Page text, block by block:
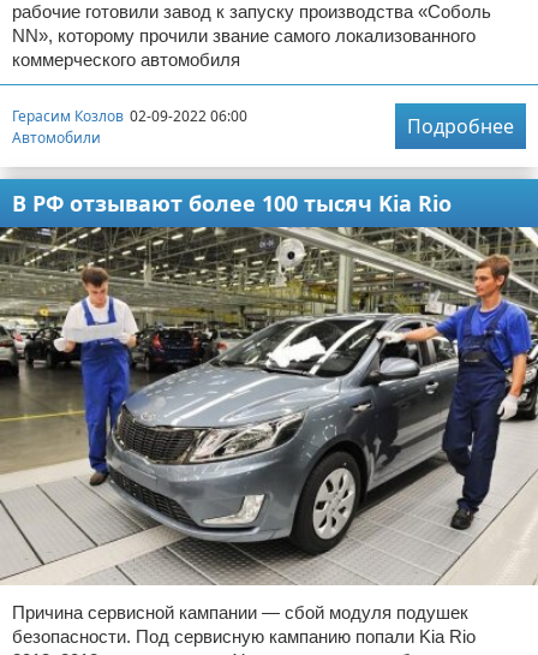
рабочие готовили завод к запуску производства «Соболь
NN», которому прочили звание самого локализованного
коммерческого автомобиля
Герасим Козлов 02-09-2022 06:00
Автомобили
Подробнее
В РФ отзывают более 100 тысяч Kia Rio
Причина сервисной кампании — сбой модуля подушек
безопасности. Под сервисную кампанию попали Kia Rio